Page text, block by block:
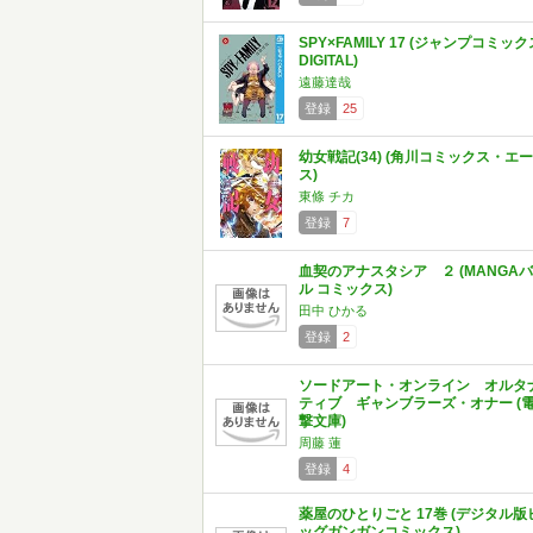
SPY×FAMILY 17 (ジャンプコミック
DIGITAL)
遠藤達哉
登録
25
幼女戦記(34) (角川コミックス・エー
ス)
東條 チカ
登録
7
血契のアナスタシア ２ (MANGAバ
ル コミックス)
田中 ひかる
登録
2
ソードアート・オンライン オルタ
ティブ ギャンブラーズ・オナー (
撃文庫)
周藤 蓮
登録
4
薬屋のひとりごと 17巻 (デジタル版